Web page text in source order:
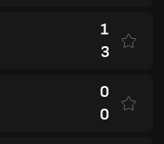
1
3
0
0